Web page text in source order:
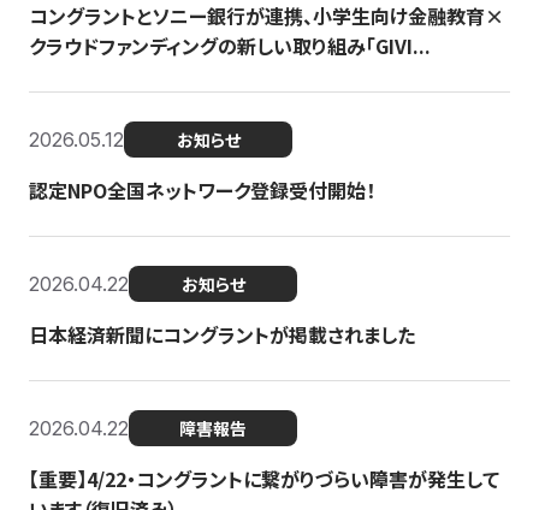
コングラントとソニー銀行が連携、小学生向け金融教育×
クラウドファンディングの新しい取り組み「GIVI...
2026.05.12 お知らせ
認定NPO全国ネットワーク登録受付開始！
2026.04.22 お知らせ
日本経済新聞にコングラントが掲載されました
2026.04.22 障害報告
【重要】4/22・コングラントに繋がりづらい障害が発生して